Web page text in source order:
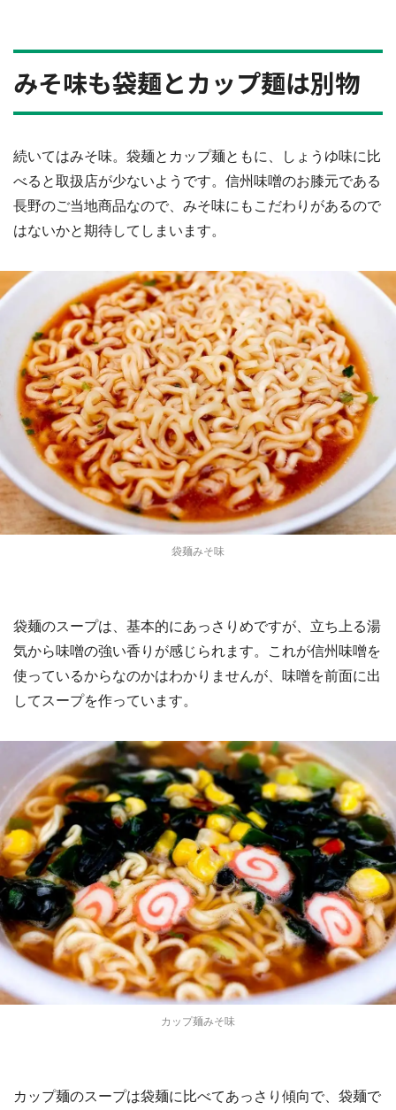
都道府選択
選択する
みそ味も袋麺とカップ麺は別物
続いてはみそ味。袋麺とカップ麺ともに、しょうゆ味に比
べると取扱店が少ないようです。信州味噌のお膝元である
長野のご当地商品なので、みそ味にもこだわりがあるので
はないかと期待してしまいます。
袋麺みそ味
袋麺のスープは、基本的にあっさりめですが、立ち上る湯
気から味噌の強い香りが感じられます。これが信州味噌を
使っているからなのかはわかりませんが、味噌を前面に出
してスープを作っています。
カップ麺みそ味
カップ麺のスープは袋麺に比べてあっさり傾向で、袋麺で